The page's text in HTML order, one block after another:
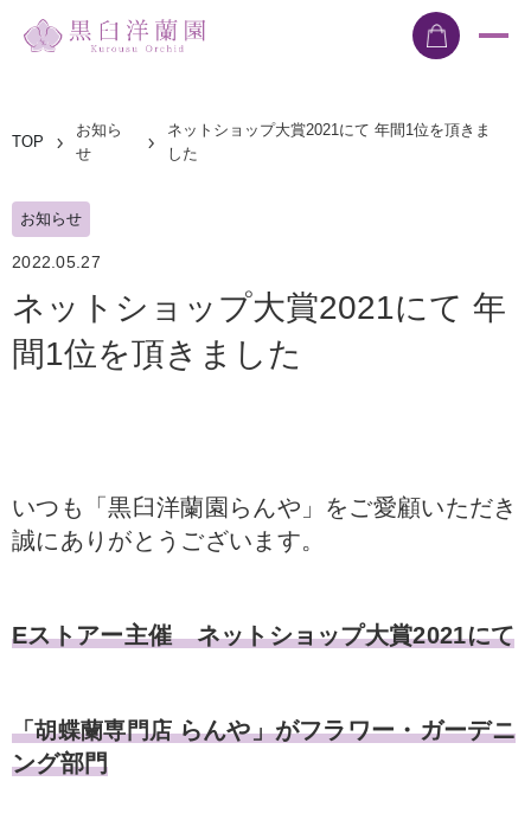
TOP
お知ら
せ
ネットショップ大賞2021にて 年間1位を頂きま
した
お知らせ
2022.05.27
ネットショップ大賞2021にて 年
間1位を頂きました
いつも「黒臼洋蘭園らんや」をご愛顧いただき
誠にありがとうございます。
Eストアー主催 ネットショップ大賞2021にて
「胡蝶蘭専門店らんや」がフラワー・ガーデニ
ング部門